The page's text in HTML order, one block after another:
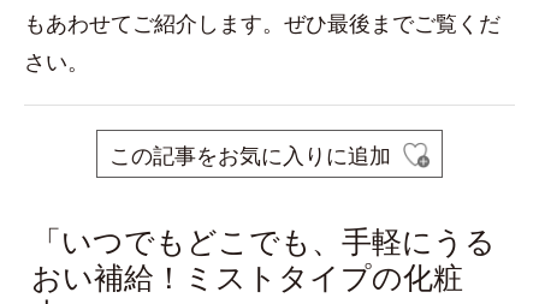
もあわせてご紹介します。ぜひ最後までご覧くだ
さい。
この記事をお気に入りに追加
「いつでもどこでも、手軽にうる
おい補給！ミストタイプの化粧